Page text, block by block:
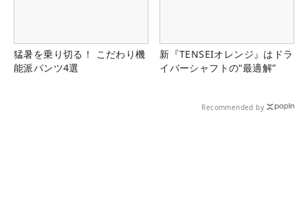
猛暑を乗り切る！ こだわり機
能派パンツ4選
新『TENSEIオレンジ』はドラ
イバーシャフトの“最適解”
Recommended by